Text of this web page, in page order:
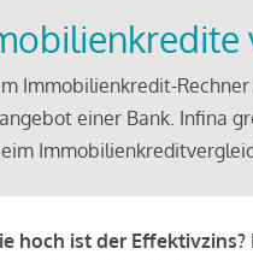
Immobilienkredit-
einer Bank. Infina
hoch ist der Effektivzins?